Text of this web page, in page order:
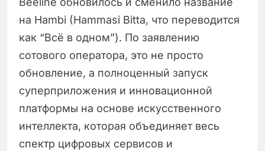
на Hambi (Hammasi Bitta, что переводится
как “Всё в одном”). По заявлению
сотового оператора, это не просто
обновление, а полноценный запуск
суперприложения и инновационной
платформы на основе искусственного
интеллекта, которая объединяет весь
спектр цифровых сервисов и